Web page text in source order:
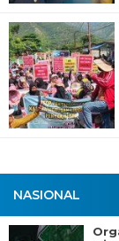
NASIONAL